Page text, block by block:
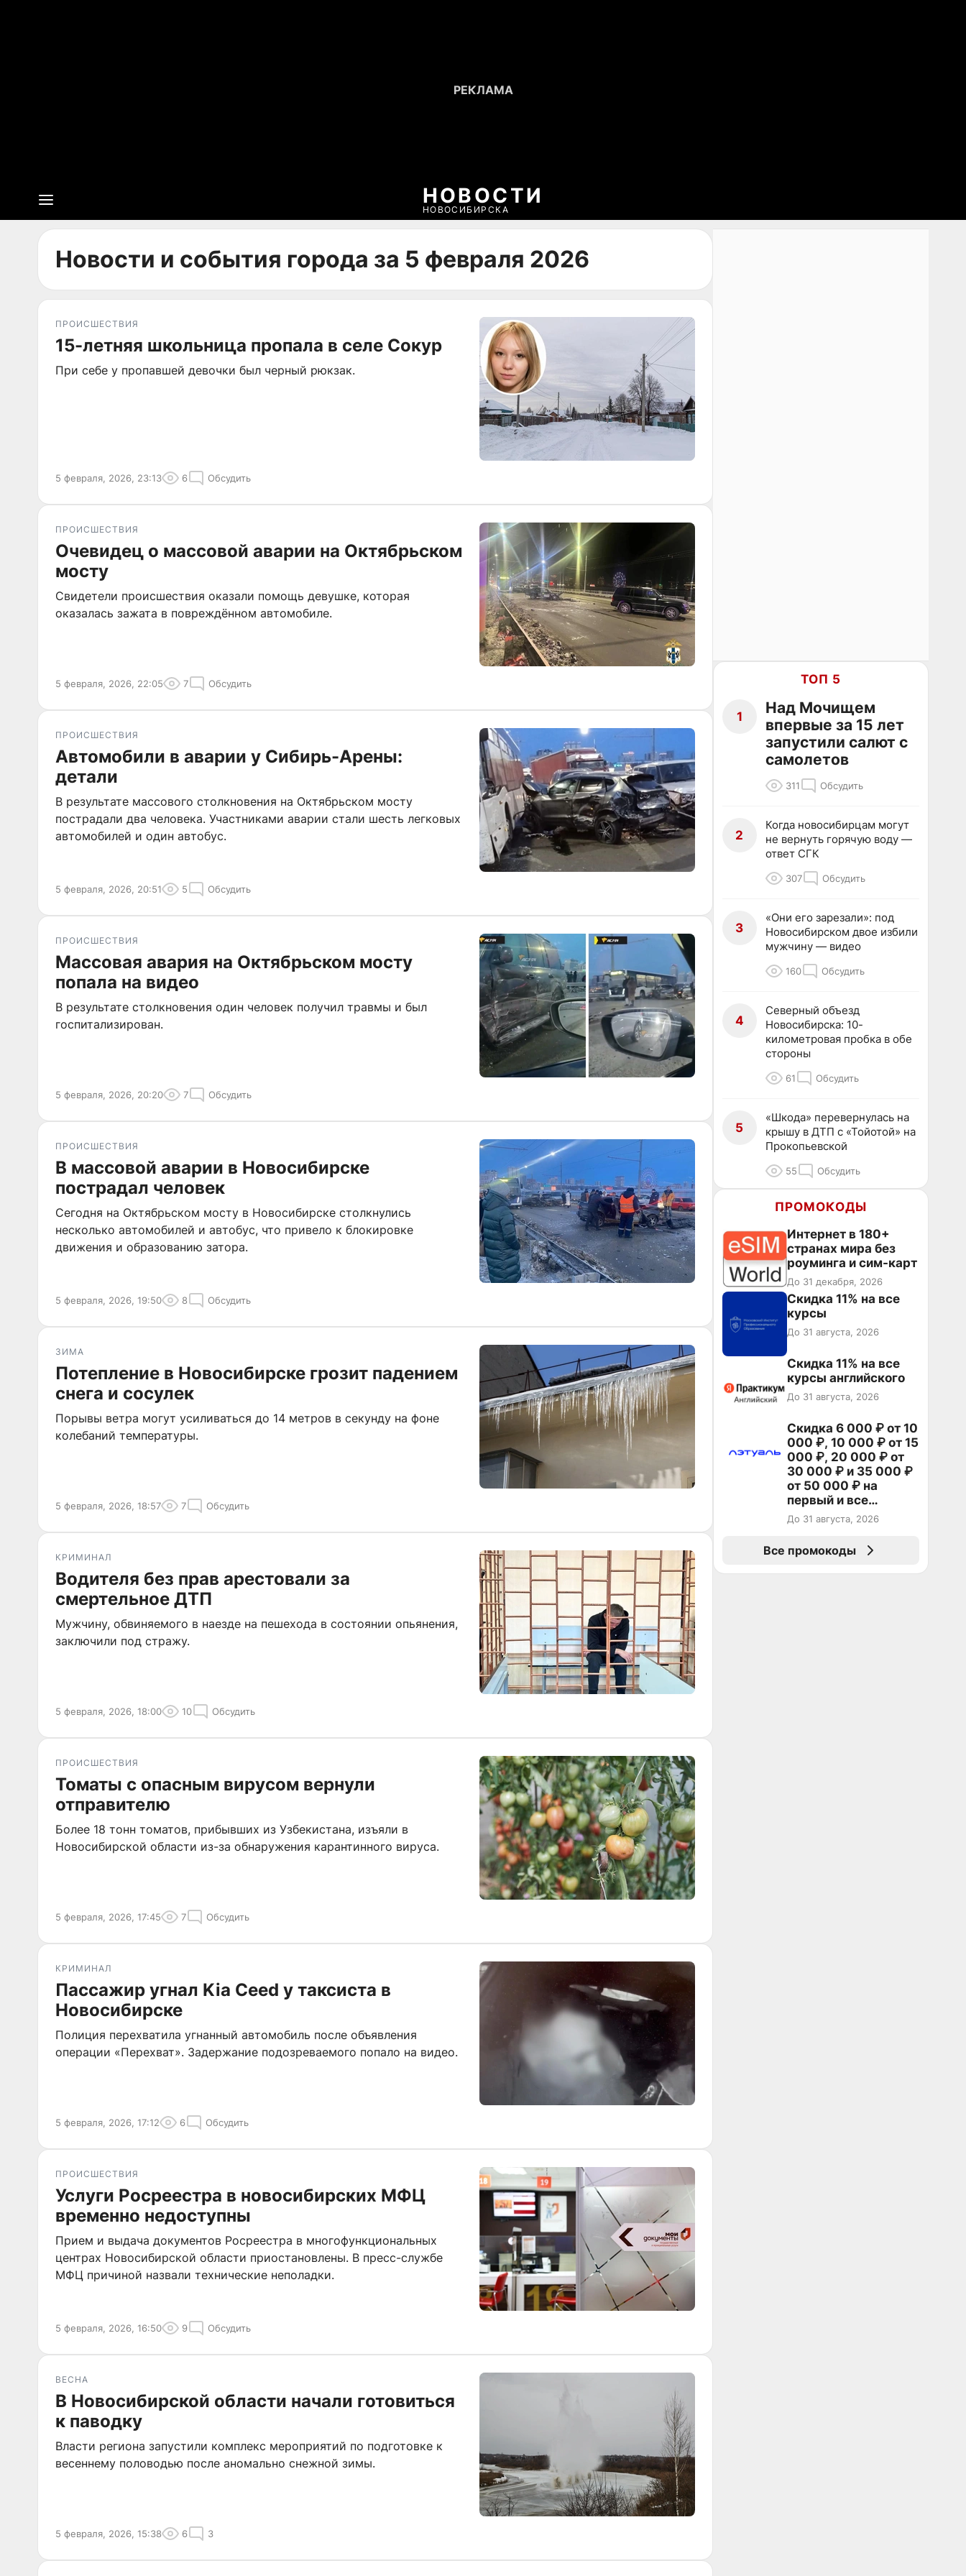
НОВОСТИ
НОВОСИБИРСКА
Новости и события города за 5 февраля 2026
ПРОИСШЕСТВИЯ
15-летняя школьница пропала в селе Сокур
При себе у пропавшей девочки был черный рюкзак.
5 февраля, 2026, 23:13 6 Обсудить
ПРОИСШЕСТВИЯ
Очевидец о массовой аварии на Октябрьском
мосту
Свидетели происшествия оказали помощь девушке, которая
оказалась зажата в повреждённом автомобиле.
5 февраля, 2026, 22:05 7 Обсудить
ПРОИСШЕСТВИЯ
Автомобили в аварии у Сибирь-Арены:
детали
В результате массового столкновения на Октябрьском мосту
пострадали два человека. Участниками аварии стали шесть легковых
автомобилей и один автобус.
5 февраля, 2026, 20:51 5 Обсудить
ПРОИСШЕСТВИЯ
Массовая авария на Октябрьском мосту
попала на видео
В результате столкновения один человек получил травмы и был
госпитализирован.
5 февраля, 2026, 20:20 7 Обсудить
ПРОИСШЕСТВИЯ
В массовой аварии в Новосибирске
пострадал человек
Сегодня на Октябрьском мосту в Новосибирске столкнулись
несколько автомобилей и автобус, что привело к блокировке
движения и образованию затора.
5 февраля, 2026, 19:50 8 Обсудить
ЗИМА
Потепление в Новосибирске грозит падением
снега и сосулек
Порывы ветра могут усиливаться до 14 метров в секунду на фоне
колебаний температуры.
5 февраля, 2026, 18:57 7 Обсудить
КРИМИНАЛ
Водителя без прав арестовали за
смертельное ДТП
Мужчину, обвиняемого в наезде на пешехода в состоянии опьянения,
заключили под стражу.
5 февраля, 2026, 18:00 10 Обсудить
ПРОИСШЕСТВИЯ
Томаты с опасным вирусом вернули
отправителю
Более 18 тонн томатов, прибывших из Узбекистана, изъяли в
Новосибирской области из-за обнаружения карантинного вируса.
5 февраля, 2026, 17:45 7 Обсудить
КРИМИНАЛ
Пассажир угнал Kia Ceed у таксиста в
Новосибирске
Полиция перехватила угнанный автомобиль после объявления
операции «Перехват». Задержание подозреваемого попало на видео.
5 февраля, 2026, 17:12 6 Обсудить
ПРОИСШЕСТВИЯ
Услуги Росреестра в новосибирских МФЦ
временно недоступны
Прием и выдача документов Росреестра в многофункциональных
центрах Новосибирской области приостановлены. В пресс-службе
МФЦ причиной назвали технические неполадки.
5 февраля, 2026, 16:50 9 Обсудить
ВЕСНА
В Новосибирской области начали готовиться
к паводку
Власти региона запустили комплекс мероприятий по подготовке к
весеннему половодью после аномально снежной зимы.
5 февраля, 2026, 15:38 6 3
ТОП 5
1
Над Мочищем
впервые за 15 лет
запустили салют с
самолетов
311 Обсудить
2
Когда новосибирцам могут
не вернуть горячую воду —
ответ СГК
307 Обсудить
3
«Они его зарезали»: под
Новосибирском двое избили
мужчину — видео
160 Обсудить
4
Северный объезд
Новосибирска: 10-
километровая пробка в обе
стороны
61 Обсудить
5
«Шкода» перевернулась на
крышу в ДТП с «Тойотой» на
Прокопьевской
55 Обсудить
ПРОМОКОДЫ
Интернет в 180+
странах мира без
роуминга и сим-карт
До 31 декабря, 2026
Скидка 11% на все
курсы
До 31 августа, 2026
Скидка 11% на все
курсы английского
До 31 августа, 2026
Скидка 6 000 ₽ от 10
000 ₽, 10 000 ₽ от 15
000 ₽, 20 000 ₽ от
30 000 ₽ и 35 000 ₽
от 50 000 ₽ на
первый и все
повторные заказы по
промокоду НАБЕРИ
До 31 августа, 2026
Все промокоды